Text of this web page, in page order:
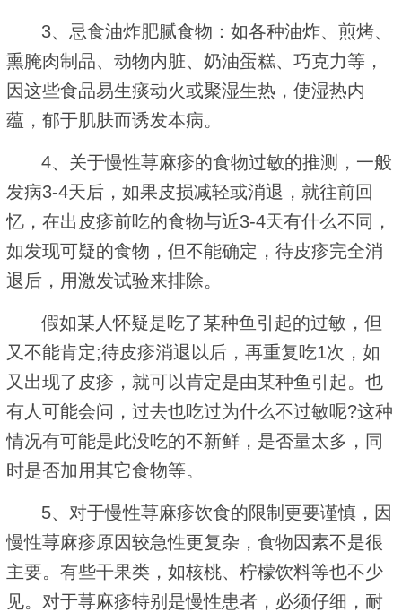
3、忌食油炸肥腻食物：如各种油炸、煎烤、
熏腌肉制品、动物内脏、奶油蛋糕、巧克力等，
因这些食品易生痰动火或聚湿生热，使湿热内
蕴，郁于肌肤而诱发本病。
4、关于慢性荨麻疹的食物过敏的推测，一般
发病3-4天后，如果皮损减轻或消退，就往前回
忆，在出皮疹前吃的食物与近3-4天有什么不同，
如发现可疑的食物，但不能确定，待皮疹完全消
退后，用激发试验来排除。
假如某人怀疑是吃了某种鱼引起的过敏，但
又不能肯定;待皮疹消退以后，再重复吃1次，如
又出现了皮疹，就可以肯定是由某种鱼引起。也
有人可能会问，过去也吃过为什么不过敏呢?这种
情况有可能是此没吃的不新鲜，是否量太多，同
时是否加用其它食物等。
5、对于慢性荨麻疹饮食的限制更要谨慎，因
慢性荨麻疹原因较急性更复杂，食物因素不是很
主要。有些干果类，如核桃、柠檬饮料等也不少
见。对于荨麻疹特别是慢性患者，必须仔细，耐